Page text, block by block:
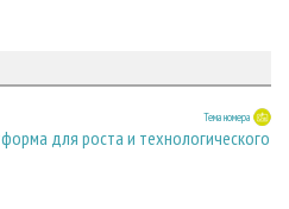
Тема номера
для роста и технологического